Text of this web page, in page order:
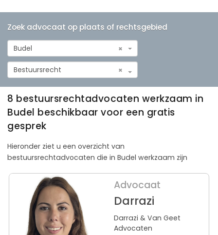
Zoek advocaat op plaats of rechtsgebied
×
Budel
×
Bestuursrecht
8 bestuursrechtadvocaten werkzaam in
Budel beschikbaar voor een gratis
gesprek
Hieronder ziet u een overzicht van
bestuursrechtadvocaten die in Budel werkzaam zijn
Advocaat
Darrazi
Darrazi & Van Geet
Advocaten